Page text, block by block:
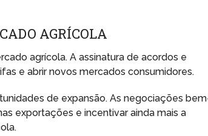
AGRÍCOLA
agrícola. A assinatura de acordos e
e abrir novos mercados consumidores.
de expansão. As negociações
exportações e incentivar ainda mais a